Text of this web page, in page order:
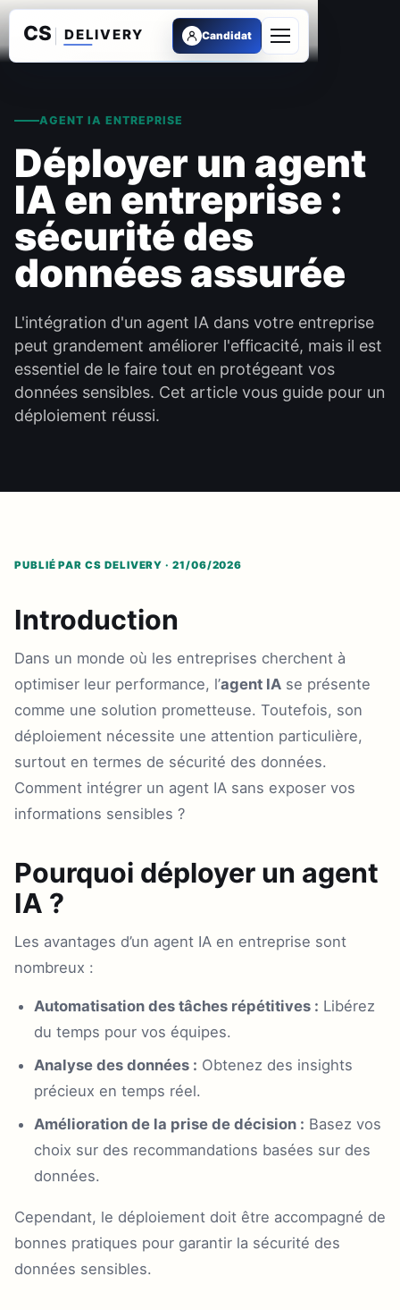
Candidat
Ouvrir le menu
AGENT IA ENTREPRISE
Déployer un agent
IA en entreprise :
sécurité des
données assurée
L'intégration d'un agent IA dans votre entreprise
peut grandement améliorer l'efficacité, mais il est
essentiel de le faire tout en protégeant vos
données sensibles. Cet article vous guide pour un
déploiement réussi.
PUBLIÉ PAR CS DELIVERY · 21/06/2026
Introduction
Dans un monde où les entreprises cherchent à
optimiser leur performance, l’agent IA se présente
comme une solution prometteuse. Toutefois, son
déploiement nécessite une attention particulière,
surtout en termes de sécurité des données.
Comment intégrer un agent IA sans exposer vos
informations sensibles ?
Pourquoi déployer un agent
IA ?
Les avantages d’un agent IA en entreprise sont
nombreux :
Automatisation des tâches répétitives : Libérez
du temps pour vos équipes.
Analyse des données : Obtenez des insights
précieux en temps réel.
Amélioration de la prise de décision : Basez vos
choix sur des recommandations basées sur des
données.
Cependant, le déploiement doit être accompagné de
bonnes pratiques pour garantir la sécurité des
données sensibles.